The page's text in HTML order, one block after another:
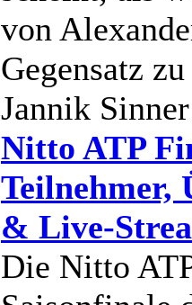
von
Gegensatz
Jannik
Nitto ATP
Teilnehmer,
& Live-
Die Nitto